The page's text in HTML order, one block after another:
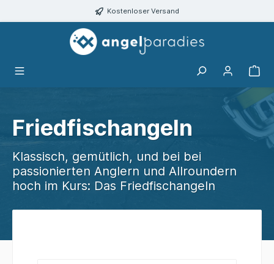
Kostenloser Versand
Friedfischangeln
Klassisch, gemütlich, und bei bei
passionierten Anglern und Allroundern
hoch im Kurs: Das Friedfischangeln